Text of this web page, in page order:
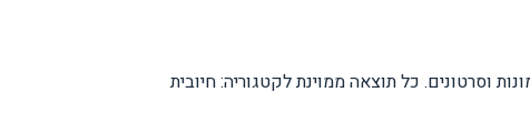
וסרטונים. כל תוצאה ממוינת לקטגוריה: חיובית